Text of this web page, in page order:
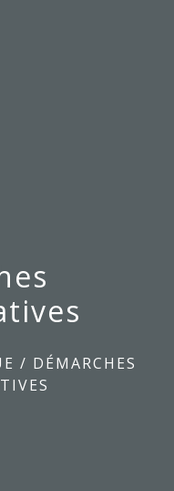
/ DÉMARCHES